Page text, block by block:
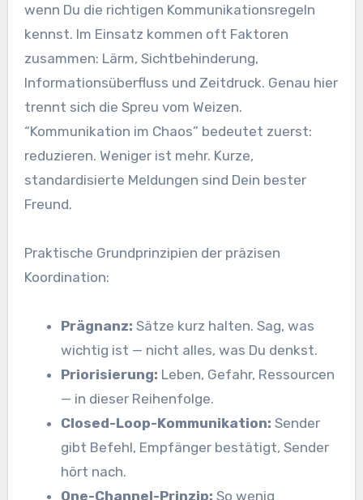
wenn Du die richtigen Kommunikationsregeln
kennst. Im Einsatz kommen oft Faktoren
zusammen: Lärm, Sichtbehinderung,
Informationsüberfluss und Zeitdruck. Genau hier
trennt sich die Spreu vom Weizen.
“Kommunikation im Chaos” bedeutet zuerst:
reduzieren. Weniger ist mehr. Kurze,
standardisierte Meldungen sind Dein bester
Freund.
Praktische Grundprinzipien der präzisen
Koordination:
Prägnanz: Sätze kurz halten. Sag, was
wichtig ist — nicht alles, was Du denkst.
Priorisierung: Leben, Gefahr, Ressourcen
— in dieser Reihenfolge.
Closed-Loop-Kommunikation: Sender
gibt Befehl, Empfänger bestätigt, Sender
hört nach.
One-Channel-Prinzip: So wenig